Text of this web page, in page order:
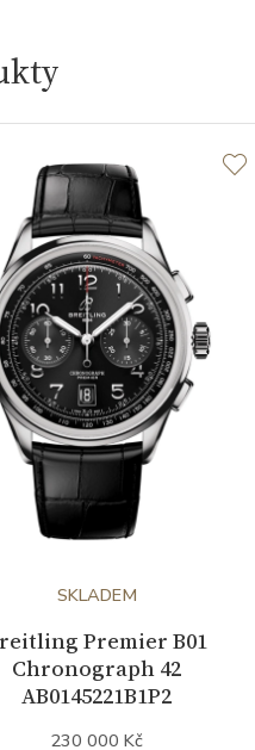
SKLADEM
Premier B01
Chronograph 42
AB0145221B1P2
230 000 Kč